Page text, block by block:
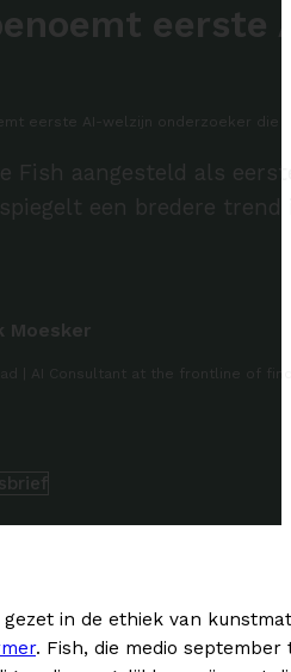
eerste
eerste AI-welzijn onderzoeker die
Fish aangesteld als
een bredere
Moesker
| AI Consultant at the frontline of
in de ethiek van
. Fish, die medio